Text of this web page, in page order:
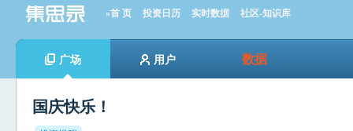
»首 页 投资日历 实时数据 社区-知识库
广场 用户 数据
国庆快乐！